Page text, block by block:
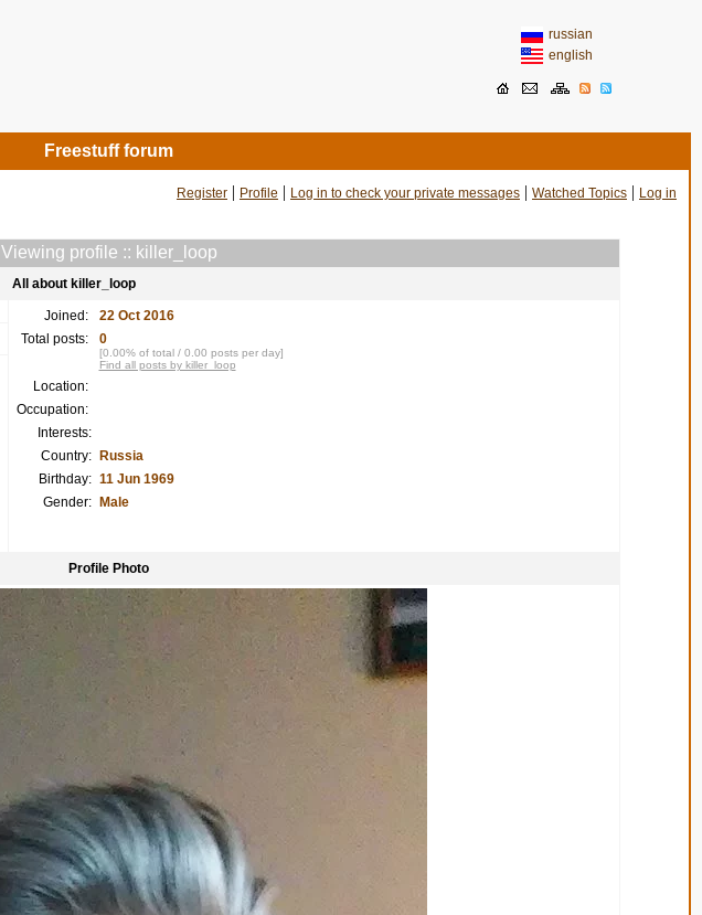
russian
english
Freestuff forum
Register | Profile | Log in to check your private messages | Watched Topics | Log in
Viewing profile :: killer_loop
All about killer_loop
Joined:
22 Oct 2016
Total posts:
0
[0.00% of total / 0.00 posts per day]
Find all posts by killer_loop
Location:
Occupation:
Interests:
Country:
Russia
Birthday: 11 Jun 1969
Gender:
Male
Profile Photo